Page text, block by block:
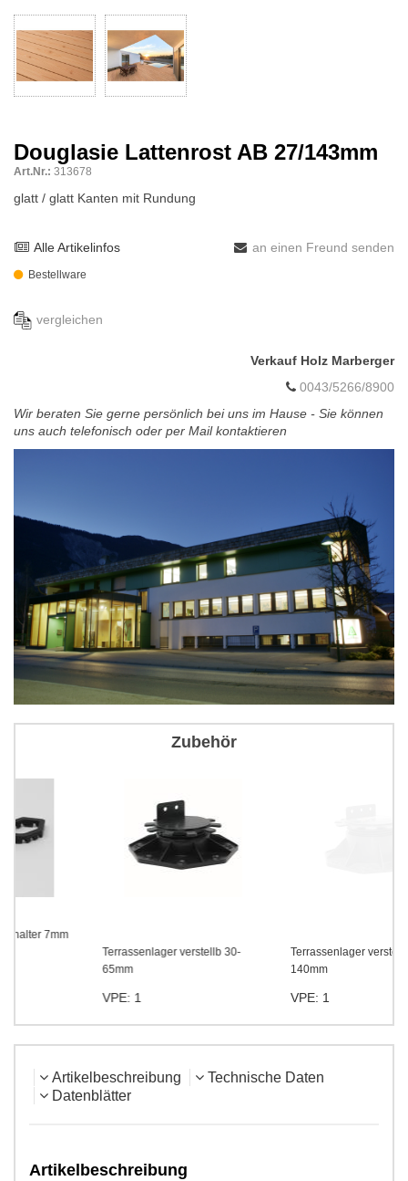
Douglasie Lattenrost AB 27/143mm
Art.Nr.: 313678
glatt / glatt Kanten mit Rundung
Alle Artikelinfos an einen Freund senden
Bestellware
vergleichen
Verkauf Holz Marberger
0043/5266/8900
Wir beraten Sie gerne persönlich bei uns im Hause - Sie können
uns auch telefonisch oder per Mail kontaktieren
Zubehör
Terrassenlager verstellb 30-
Terrassenlager verstellbar 60-
Artikelbeschreibung
Technische Daten
Datenblätter
Artikelbeschreibung